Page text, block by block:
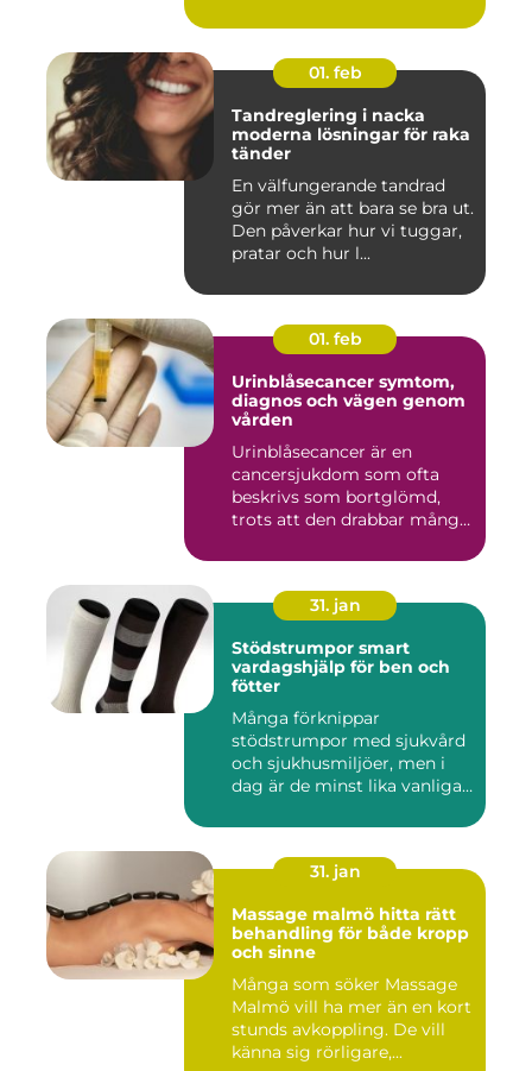
01. feb
Tandreglering i nacka
moderna lösningar för raka
tänder
En välfungerande tandrad
gör mer än att bara se bra ut.
Den påverkar hur vi tuggar,
pratar och hur l...
01. feb
Urinblåsecancer symtom,
diagnos och vägen genom
vården
Urinblåsecancer är en
cancersjukdom som ofta
beskrivs som bortglömd,
trots att den drabbar många
31. jan
Stödstrumpor smart
vardagshjälp för ben och
fötter
Många förknippar
stödstrumpor med sjukvård
och sjukhusmiljöer, men i
dag är de minst lika vanliga
31. jan
Massage malmö hitta rätt
behandling för både kropp
och sinne
Många som söker Massage
Malmö vill ha mer än en kort
stunds avkoppling. De vill
känna sig rörligare,...